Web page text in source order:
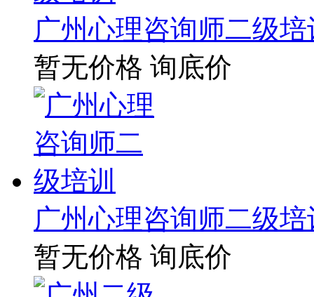
广州心理咨询师二级培
暂无价格 询底价
广州心理咨询师二级培
暂无价格 询底价